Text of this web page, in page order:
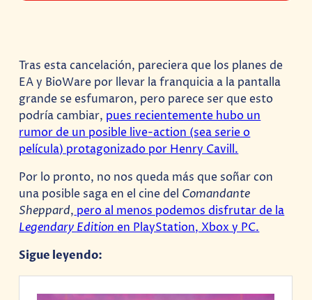
Tras esta cancelación, pareciera que los planes de
EA y BioWare por llevar la franquicia a la pantalla
grande se esfumaron, pero parece ser que esto
podría cambiar, pues recientemente hubo un
rumor de un posible live-action (sea serie o
película) protagonizado por Henry Cavill.
Por lo pronto, no nos queda más que soñar con
una posible saga en el cine del Comandante
Sheppard, pero al menos podemos disfrutar de la
Legendary Editionen PlayStation, Xbox y PC.
Sigue leyendo: